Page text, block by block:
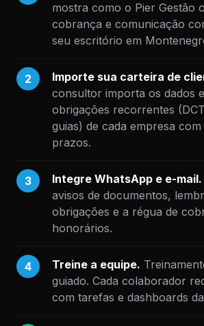
mostra como o Pier Gestão
cobrança e comunicação
seu escritório em
2 Importe sua carteira de
consultor importa os dados
obrigações recorrentes
guias) de cada empresa
prazos.
3 Integre WhatsApp e e-mail.
avisos de documentos,
obrigações e a régua de
honorários.
4 Treine a equipe.
guiado. Cada colaborador
com tarefas e dashboards